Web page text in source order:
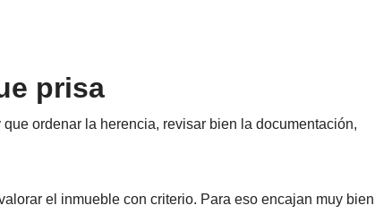
prisa
ordenar la herencia, revisar bien la documentación,
el inmueble con criterio. Para eso encajan muy bien